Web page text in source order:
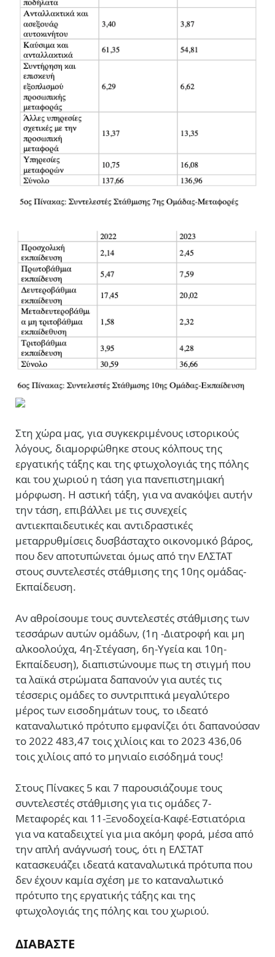
Στη χώρα μας, για συγκεκριμένους ιστορικούς
λόγους, διαμορφώθηκε στους κόλπους της
εργατικής τάξης και της φτωχολογιάς της πόλης
και του χωριού η τάση για πανεπιστημιακή
μόρφωση. Η αστική τάξη, για να ανακόψει αυτήν
την τάση, επιβάλλει με τις συνεχείς
αντιεκπαιδευτικές και αντιδραστικές
μεταρρυθμίσεις δυσβάσταχτο οικονομικό βάρος,
που δεν αποτυπώνεται όμως από την ΕΛΣΤΑΤ
στους συντελεστές στάθμισης της 10ης ομάδας-
Εκπαίδευση.
Αν αθροίσουμε τους συντελεστές στάθμισης των
τεσσάρων αυτών ομάδων, (1η -Διατροφή και μη
αλκοολούχα, 4η-Στέγαση, 6η-Υγεία και 10η-
Εκπαίδευση), διαπιστώνουμε πως τη στιγμή που
τα λαϊκά στρώματα δαπανούν για αυτές τις
τέσσερις ομάδες το συντριπτικά μεγαλύτερο
μέρος των εισοδημάτων τους, το ιδεατό
καταναλωτικό πρότυπο εμφανίζει ότι δαπανούσαν
το 2022 483,47 τοις χιλίοις και το 2023 436,06
τοις χιλίοις από το μηνιαίο εισόδημά τους!
Στους Πίνακες 5 και 7 παρουσιάζουμε τους
συντελεστές στάθμισης για τις ομάδες 7-
Μεταφορές και 11-Ξενοδοχεία-Καφέ-Εστιατόρια
για να καταδειχτεί για μια ακόμη φορά, μέσα από
την απλή ανάγνωσή τους, ότι η ΕΛΣΤΑΤ
κατασκευάζει ιδεατά καταναλωτικά πρότυπα που
δεν έχουν καμία σχέση με το καταναλωτικό
πρότυπο της εργατικής τάξης και της
φτωχολογιάς της πόλης και του χωριού.
ΔΙΑΒΑΣΤΕ